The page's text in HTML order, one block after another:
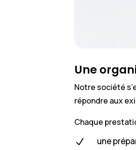
Une
Notre société
répondre aux
Chaque
N
une